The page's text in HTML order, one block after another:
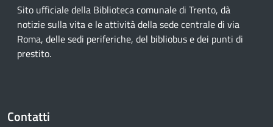
Sito ufficiale della Biblioteca comunale di Trento, dà
notizie sulla vita e le attività della sede centrale di via
Roma, delle sedi periferiche, del bibliobus e dei punti di
prestito.
Contatti